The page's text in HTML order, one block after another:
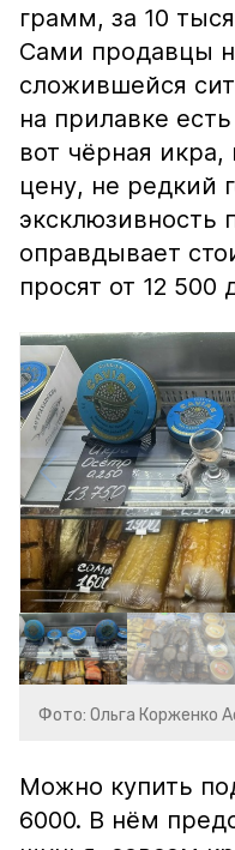
грамм, за 10
Сами продавцы
сложившейся
на прилавке
вот чёрная
цену, не редкий
эксклюзивность
оправдывает
просят от 12 500
Фото: Ольга Корженко
Можно купить
6000. В нём